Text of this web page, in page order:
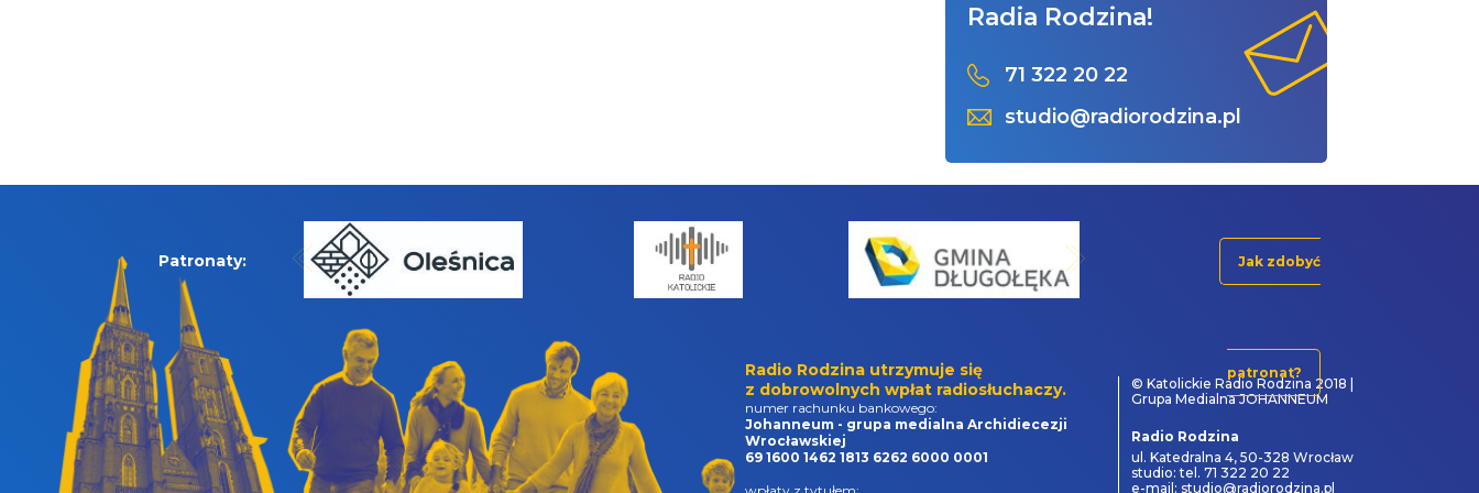
Radia Rodzina!
71 322 20 22
studio@radiorodzina.pl
Patronaty: Jak zdobyć
patronat?
Radio Rodzina utrzymuje się
z dobrowolnych wpłat radiosłuchaczy.
numer rachunku bankowego:
Johanneum - grupa medialna Archidiecezji
Wrocławskiej
69 1600 1462 1813 6262 6000 0001
© Katolickie Radio Rodzina 2018 |
Grupa Medialna JOHANNEUM
Radio Rodzina
ul. Katedralna 4, 50-328 Wrocław
studio: tel. 71 322 20 22
e-mail: studio@radiorodzina.pl